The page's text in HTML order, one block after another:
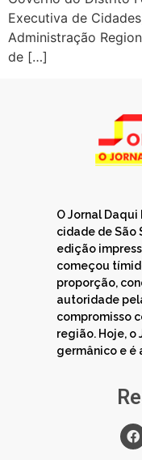
Executiva de
Administração
de […]
O Jornal Daqui
cidade de São
edição
começou
proporção,
autoridade
compromisso
região. Hoje,
germânico e é